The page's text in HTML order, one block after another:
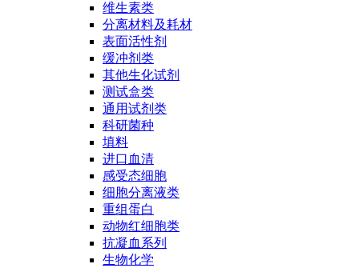
维生素类
分离材料及耗材
表面活性剂
缓冲剂类
其他生化试剂
测试盒类
通用试剂类
科研菌种
填料
进口血清
感受态细胞
细胞分离液类
重组蛋白
动物红细胞类
抗凝血系列
生物化学